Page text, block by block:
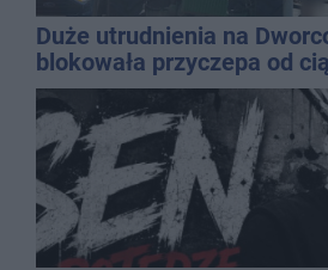
Duże utrudnienia na
blokowała przyczepa od